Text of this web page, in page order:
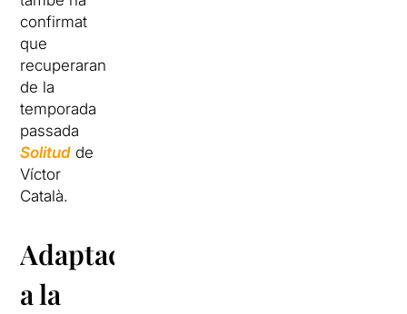
confirmat
que
recuperaran
de la
temporada
passada
Solitud de
Víctor
Català.
Adaptació
a la